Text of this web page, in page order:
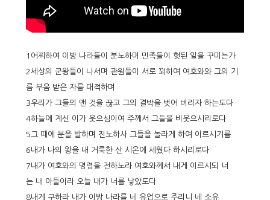
1어찌하여 이방 나라들이 분노하며 민족들이 헛된 일을 꾸미는가
2세상의 군왕들이 나서며 관원들이 서로 꾀하여 여호와와 그의 기
름 부음 받은 자를 대적하며
3우리가 그들의 맨 것을 끊고 그의 결박을 벗어 버리자 하는도다
4하늘에 계신 이가 웃으심이여 주께서 그들을 비웃으시리로다
5그 때에 분을 발하며 진노하사 그들을 놀라게 하여 이르시기를
6내가 나의 왕을 내 거룩한 산 시온에 세웠다 하시리로다
7내가 여호와의 명령을 전하노라 여호와께서 내게 이르시되 너
는 내 아들이라 오늘 내가 너를 낳았도다
8내게 구하라 내가 이방 나라를 네 유업으로 주리니 네 소유